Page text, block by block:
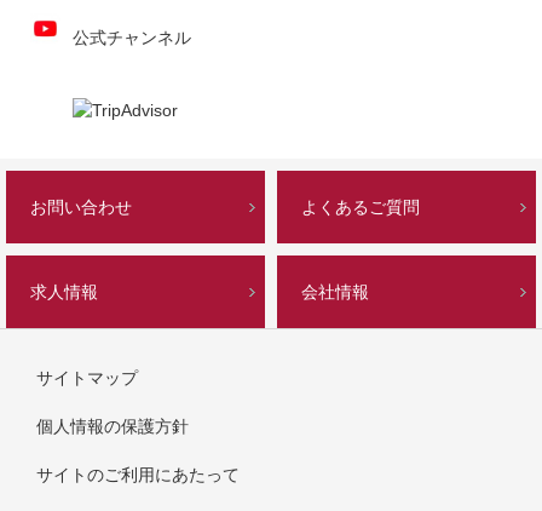
公式チャンネル
お問い合わせ よくあるご質問
求人情報 会社情報
サイトマップ
個人情報の保護方針
サイトのご利用にあたって